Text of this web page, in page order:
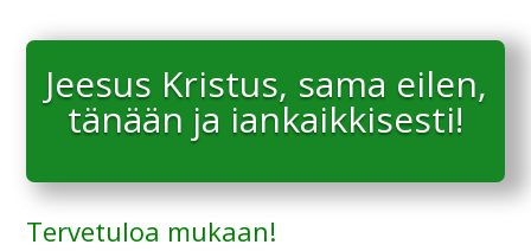
Jeesus Kristus, sama eilen,
tänään ja iankaikkisesti!
Tervetuloa mukaan!